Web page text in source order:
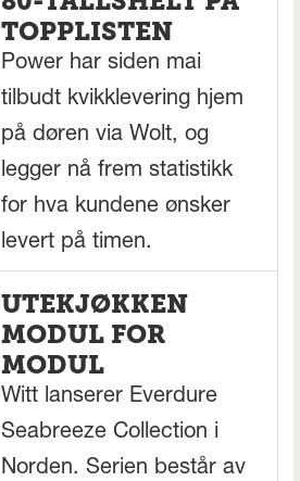
TOPPLISTEN
Power har siden mai
tilbudt kvikklevering hjem
på døren via Wolt, og
legger nå frem statistikk
for hva kundene ønsker
levert på timen.
UTEKJØKKEN
MODUL FOR
MODUL
Witt lanserer Everdure
Seabreeze Collection i
Norden. Serien består av